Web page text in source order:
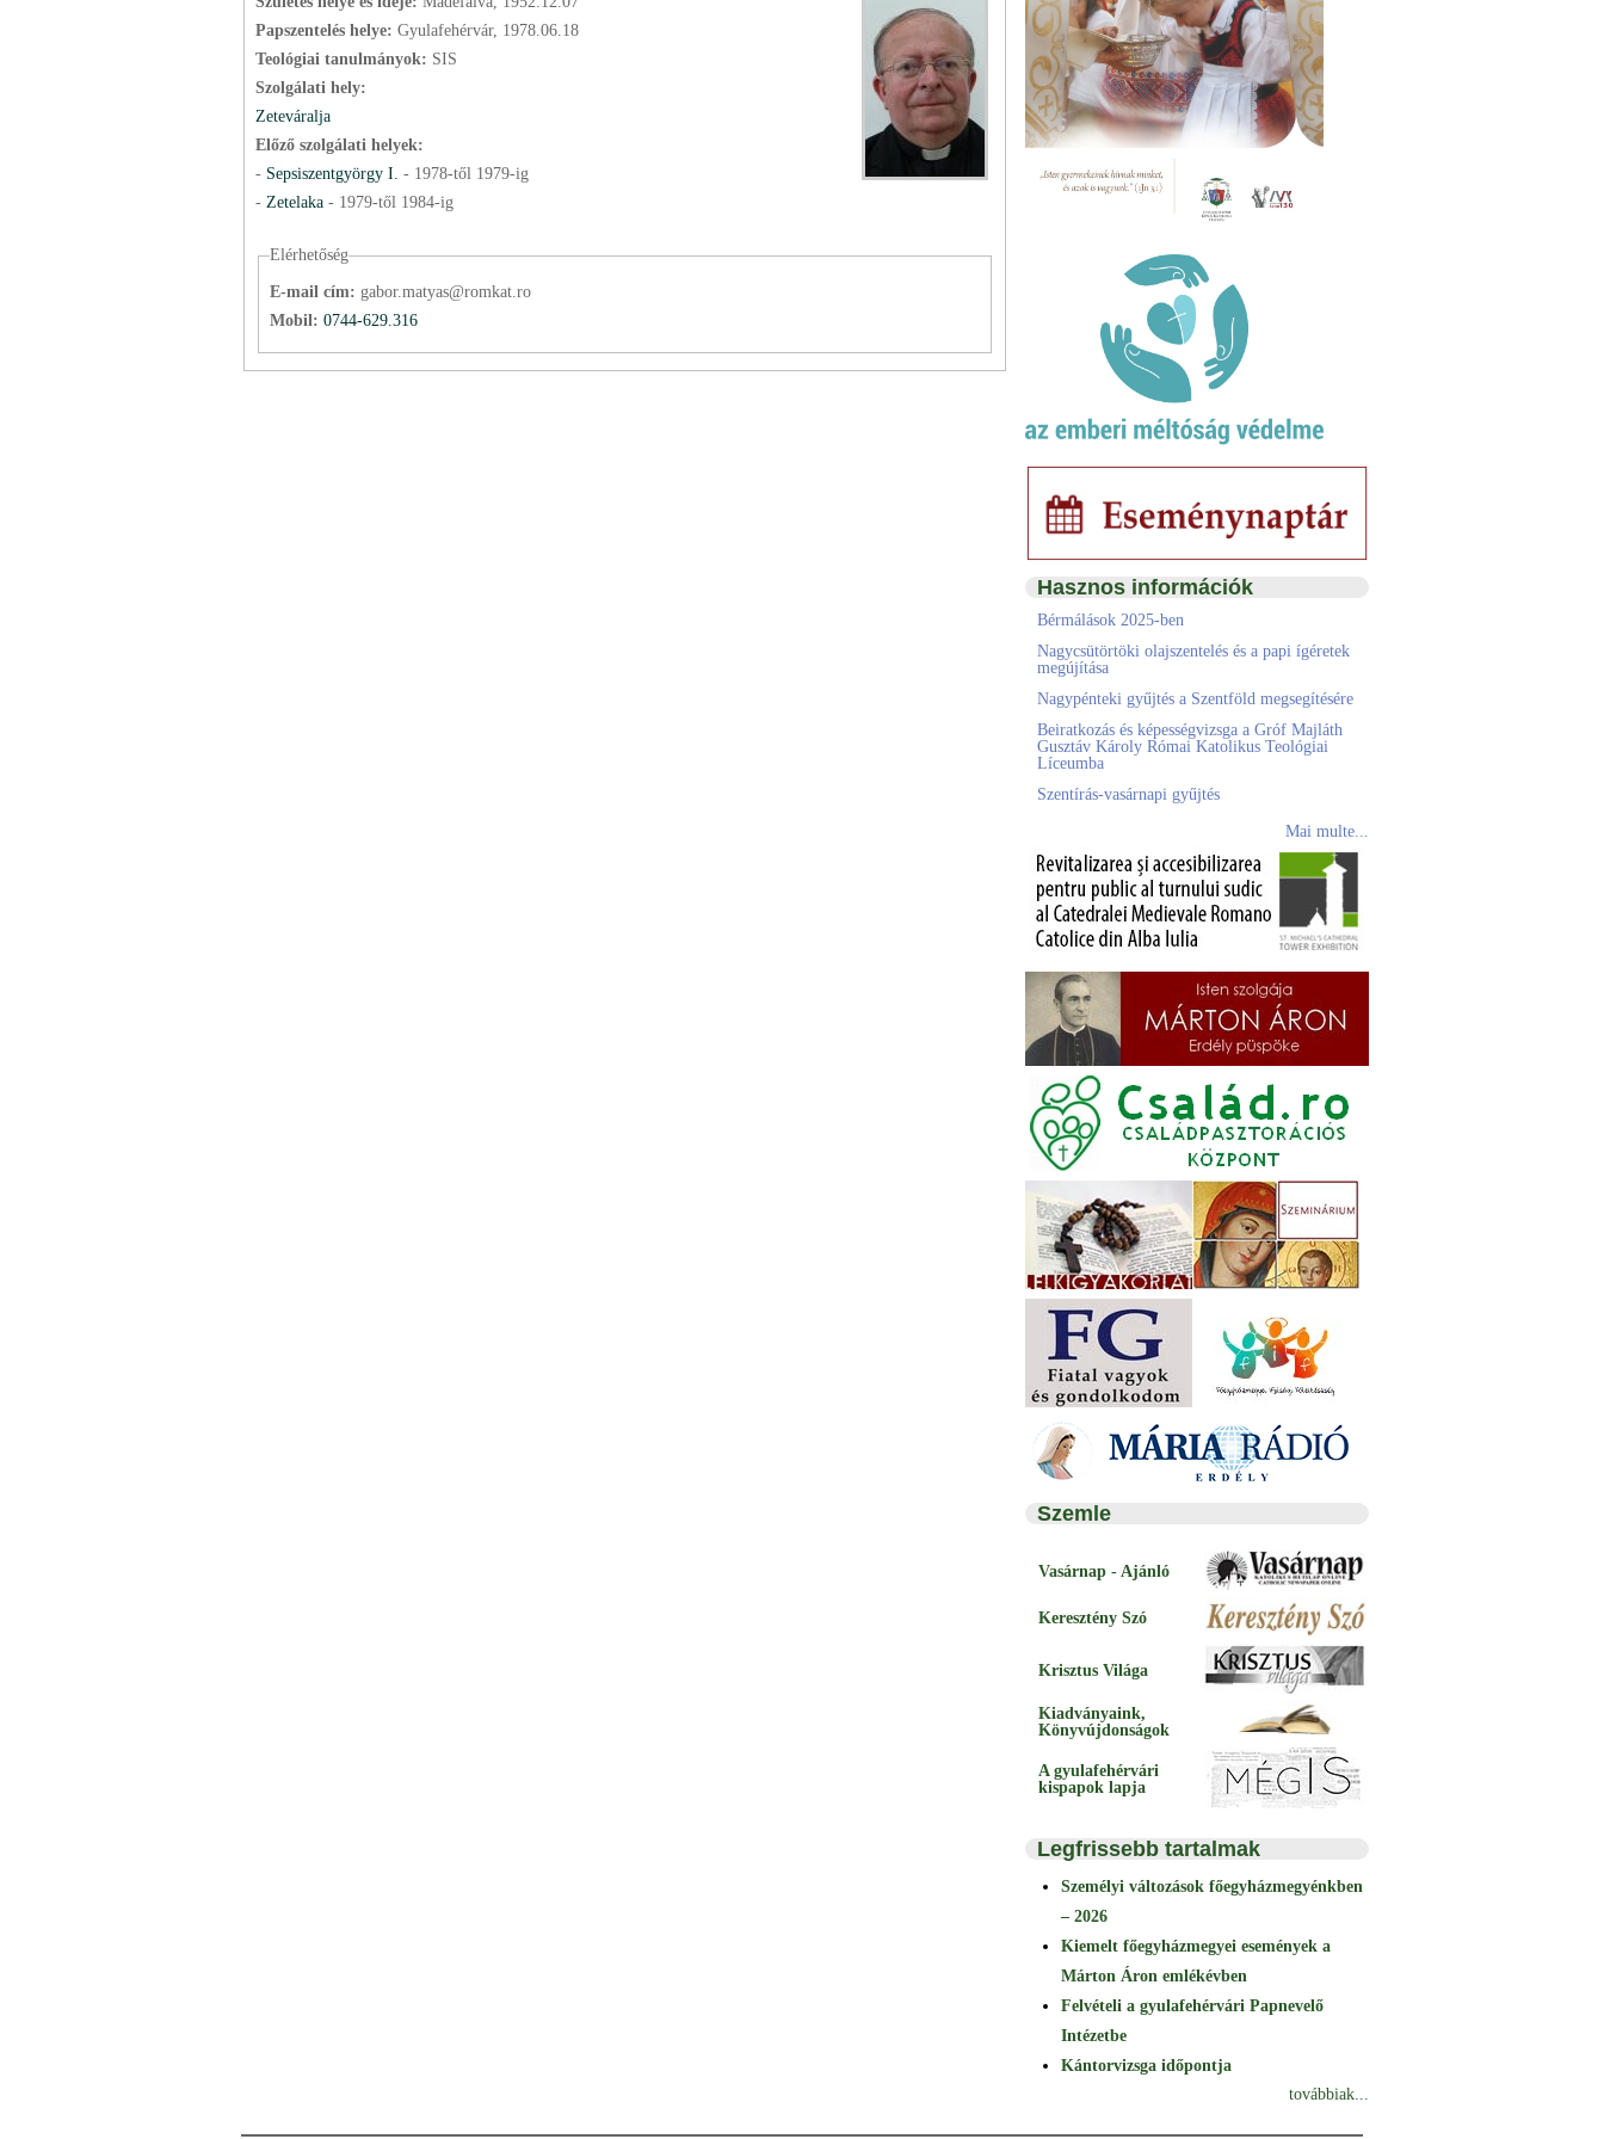
Papszentelés helye: Gyulafehérvár, 1978.06.18
Teológiai tanulmányok: SIS
Szolgálati hely:
Zeteváralja
Előző szolgálati helyek:
- Sepsiszentgyörgy I. - 1978-től 1979-ig
- Zetelaka - 1979-től 1984-ig
Elérhetőség
E-mail cím: gabor.matyas@romkat.ro
Mobil: 0744-629.316
Hasznos információk
Bérmálások 2025-ben
Nagycsütörtöki olajszentelés és a papi ígéretek
megújítása
Nagypénteki gyűjtés a Szentföld megsegítésére
Beiratkozás és képességvizsga a Gróf Majláth
Gusztáv Károly Római Katolikus Teológiai
Líceumba
Szentírás-vasárnapi gyűjtés
Mai multe...
Szemle
Vasárnap - Ajánló
Keresztény Szó
Krisztus Világa
Kiadványaink,
Könyvújdonságok
A gyulafehérvári
kispapok lapja
Legfrissebb tartalmak
Személyi változások főegyházmegyénkben
– 2026
Kiemelt főegyházmegyei események a
Márton Áron emlékévben
Felvételi a gyulafehérvári Papnevelő
Intézetbe
Kántorvizsga időpontja
továbbiak...